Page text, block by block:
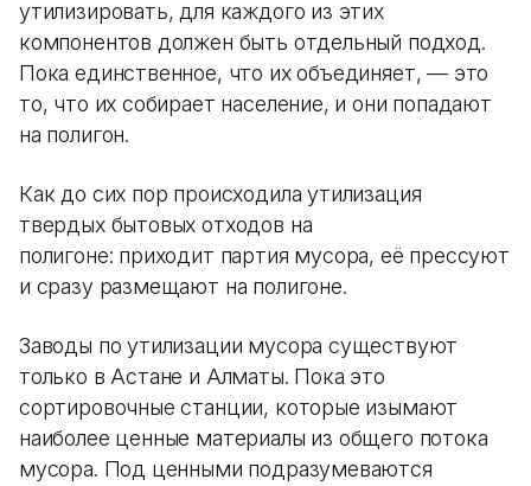
утилизировать, для каждого из этих
компонентов должен быть отдельный подход.
Пока единственное, что их объединяет, — это
то, что их собирает население, и они попадают
на полигон.
Как до сих пор происходила утилизация
твердых бытовых отходов на
полигоне: приходит партия мусора, её прессуют
и сразу размещают на полигоне.
Заводы по утилизации мусора существуют
только в Астане и Алматы. Пока это
сортировочные станции, которые изымают
наиболее ценные материалы из общего потока
мусора. Под ценными подразумеваются